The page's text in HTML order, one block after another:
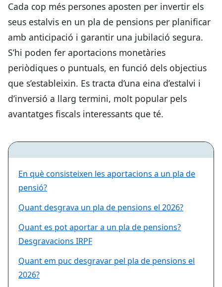
Cada cop més persones aposten per invertir els
seus estalvis en un pla de pensions per planificar
amb anticipació i garantir una jubilació segura.
S’hi poden fer aportacions monetàries
periòdiques o puntuals, en funció dels objectius
que s’estableixin. Es tracta d’una eina d’estalvi i
d’inversió a llarg termini, molt popular pels
avantatges fiscals interessants que té.
En què consisteixen les aportacions a un pla de
pensió?
Quant desgrava un pla de pensions el 2026?
Quant es pot aportar a un pla de pensions?
Desgravacions IRPF
Quant em puc desgravar pel pla de pensions el
2026?